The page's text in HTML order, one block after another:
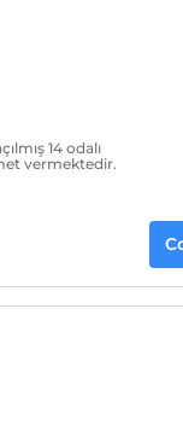
14 odalı
vermektedir.